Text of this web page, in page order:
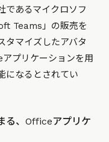
であるマイクロソフ
Teams 」の販売を
タマイズしたアバタ
プリケーションを用
になるとされてい
る、Officeアプリケ